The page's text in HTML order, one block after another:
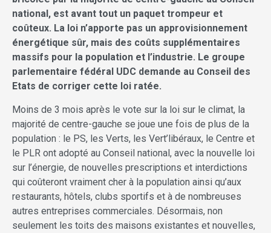
national, est avant tout un paquet trompeur et
coûteux. La loi n’apporte pas un approvisionnement
énergétique sûr, mais des coûts supplémentaires
massifs pour la population et l’industrie. Le groupe
parlementaire fédéral UDC demande au Conseil des
Etats de corriger cette loi ratée.
Moins de 3 mois après le vote sur la loi sur le climat, la
majorité de centre-gauche se joue une fois de plus de la
population : le PS, les Verts, les Vert’libéraux, le Centre et
le PLR ont adopté au Conseil national, avec la nouvelle loi
sur l’énergie, de nouvelles prescriptions et interdictions
qui coûteront vraiment cher à la population ainsi qu’aux
restaurants, hôtels, clubs sportifs et à de nombreuses
autres entreprises commerciales. Désormais, non
seulement les toits des maisons existantes et nouvelles,